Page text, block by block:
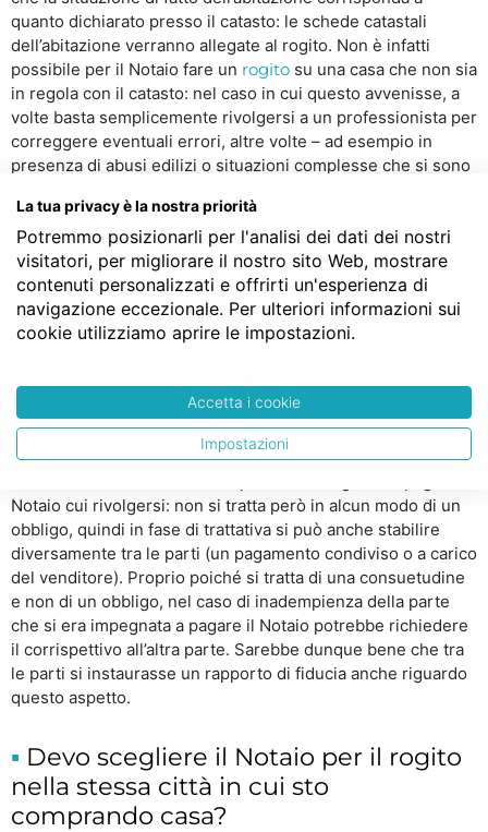
quanto dichiarato presso il catasto: le schede catastali
dell’abitazione verranno allegate al rogito. Non è infatti
possibile per il Notaio fare un rogito su una casa che non sia
in regola con il catasto: nel caso in cui questo avvenisse, a
volte basta semplicemente rivolgersi a un professionista per
correggere eventuali errori, altre volte – ad esempio in
presenza di abusi edilizi o situazioni complesse che si sono
situazione può essere ben più complessa. Ricordiamo che,
così come il Notaio non potrà rogitare su una casa non
regolarmente accatastata, allo stesso modo anche le banche
difficilmente concederanno mutui su abitazioni che
presentino questo tipo di discrepanze: prima di impegnarsi
a comprare (o di mettere in vendita) un’abitazione sarebbe
Ancora, chi paga il Notaio per il
Notaio cui rivolgersi: non si tratta però in alcun modo di un
obbligo, quindi in fase di trattativa si può anche stabilire
diversamente tra le parti (un pagamento condiviso o a carico
del venditore). Proprio poiché si tratta di una consuetudine
e non di un obbligo, nel caso di inadempienza della parte
che si era impegnata a pagare il Notaio potrebbe richiedere
il corrispettivo all’altra parte. Sarebbe dunque bene che tra
le parti si instaurasse un rapporto di fiducia anche riguardo
questo aspetto.
Devo scegliere il Notaio per il rogito
nella stessa città in cui sto
comprando casa?
La tua privacy è la nostra priorità
Potremmo posizionarli per l'analisi dei dati dei nostri
visitatori, per migliorare il nostro sito Web, mostrare
contenuti personalizzati e offrirti un'esperienza di
navigazione eccezionale. Per ulteriori informazioni sui
cookie utilizziamo aprire le impostazioni.
Accetta i cookie
Impostazioni